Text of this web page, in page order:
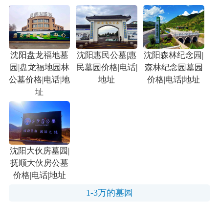
沈阳盘龙福地墓
园|盘龙福地园林
公墓价格|电话|地
址
沈阳惠民公墓|惠
民墓园价格|电话|
地址
沈阳森林纪念园|
森林纪念园墓园
价格|电话|地址
沈阳大伙房墓园|
抚顺大伙房公墓
价格|电话|地址
1-3万的墓园